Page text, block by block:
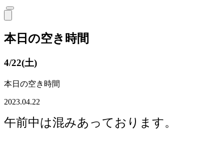
本日の空き時間
4/22(土)
本日の空き時間
2023.04.22
午前中は混みあっております。